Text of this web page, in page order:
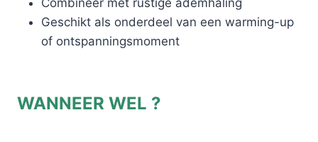
Combineer met rustige ademhaling
Geschikt als onderdeel van een warming-up
of ontspanningsmoment
WANNEER WEL ?